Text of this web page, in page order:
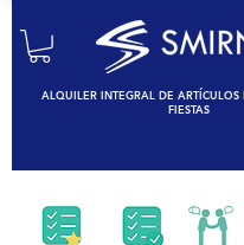
ALQUILER INTEGRAL DE ARTÍCULOS
FIESTAS